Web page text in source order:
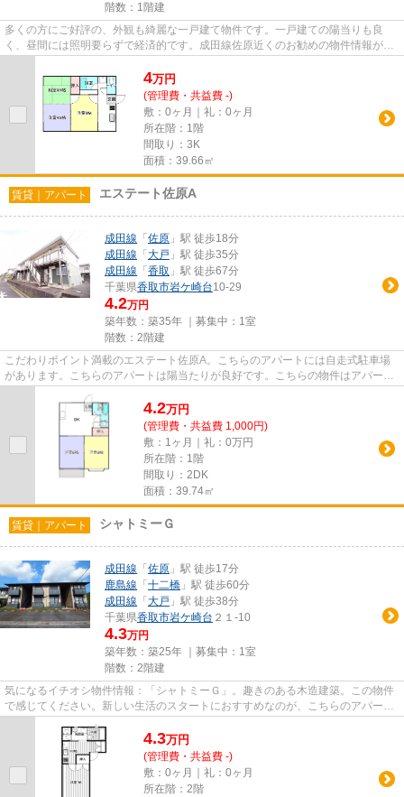
階数：1階建
多くの方にご好評の、外観も綺麗な一戸建て物件です。一戸建ての陽当りも良
く、昼間には照明要らずで経済的です。成田線佐原近くのお勧めの物件情報があ
4万円
(管理費・共益費 -)
敷：0ヶ月｜礼：0ヶ月
所在階：1階
間取り：3K
面積：39.66㎡
賃貸｜アパート エステート佐原A
成田線 「 佐原 」駅 徒歩18分
成田線 「 大戸 」駅 徒歩35分
成田線 「 香取 」駅 徒歩67分
千葉県香取市岩ケ崎台10-29
4.2万円
築年数：築35年 ｜募集中： 1室
階数：2階建
こだわりポイント満載のエステート佐原A。こちらのアパートには自走式駐車場
があります。こちらのアパートは陽当たりが良好です。こちらの物件はアパート
4.2万円
(管理費・共益費 1,000円)
敷：1ヶ月｜礼：0万円
所在階：1階
間取り：2DK
面積：39.74㎡
賃貸｜アパート シャトミーＧ
成田線 「 佐原 」駅 徒歩17分
鹿島線 「 十二橋 」駅 徒歩60分
成田線 「 大戸 」駅 徒歩38分
千葉県香取市岩ケ崎台 ２１-10
4.3万円
築年数：築25年 ｜募集中： 1室
階数：2階建
気になるイチオシ物件情報：「シャトミーＧ」。趣きのある木造建築。この物件
で感じてください。新しい生活のスタートにおすすめなのが、こちらのアパート
です。香取市の賃貸情報を豊...
4.3万円
(管理費・共益費 -)
敷：0ヶ月｜礼：0ヶ月
所在階：2階